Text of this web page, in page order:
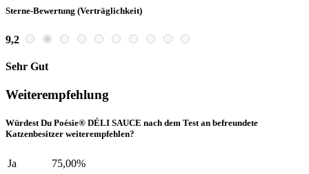
Sterne-Bewertung (Verträglichkeit)
9,2
Sehr Gut
Weiterempfehlung
Würdest Du Poésie® DÉLI SAUCE nach dem Test an befreundete
Katzenbesitzer weiterempfehlen?
Ja
75,00%